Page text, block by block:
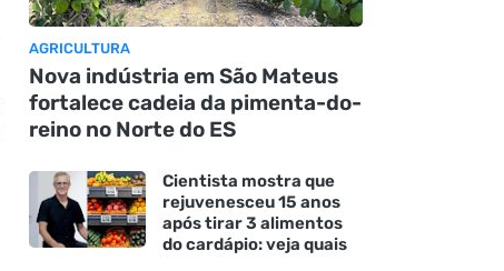
AGRICULTURA
Nova indústria em São Mateus
fortalece cadeia da pimenta-do-
reino no Norte do ES
Cientista mostra que
rejuvenesceu 15 anos
após tirar 3 alimentos
do cardápio: veja quais